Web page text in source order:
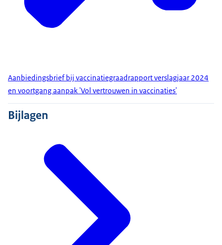
Aanbiedingsbrief bij vaccinatiegraadrapport verslagjaar 2024
en voortgang aanpak 'Vol vertrouwen in vaccinaties'
Bijlagen